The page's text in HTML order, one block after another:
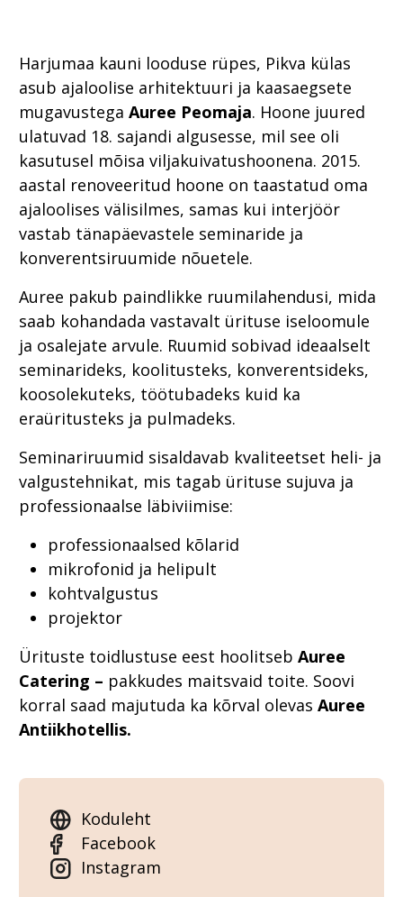
Harjumaa kauni looduse rüpes, Pikva külas
asub ajaloolise arhitektuuri ja kaasaegsete
mugavustega Auree Peomaja. Hoone juured
ulatuvad 18. sajandi algusesse, mil see oli
kasutusel mõisa viljakuivatushoonena. 2015.
aastal renoveeritud hoone on taastatud oma
ajaloolises välisilmes, samas kui interjöör
vastab tänapäevastele seminaride ja
konverentsiruumide nõuetele.
Auree pakub paindlikke ruumilahendusi, mida
saab kohandada vastavalt ürituse iseloomule
ja osalejate arvule. Ruumid sobivad ideaalselt
seminarideks, koolitusteks, konverentsideks,
koosolekuteks, töötubadeks kuid ka
eraüritusteks ja pulmadeks.
Seminariruumid sisaldavab kvaliteetset heli- ja
valgustehnikat, mis tagab ürituse sujuva ja
professionaalse läbiviimise:
professionaalsed kõlarid
mikrofonid ja helipult
kohtvalgustus
projektor
Ürituste toidlustuse eest hoolitseb Auree
Catering – pakkudes maitsvaid toite. Soovi
korral saad majutuda ka kõrval olevas Auree
Antiikhotellis.
Koduleht
Facebook
Instagram